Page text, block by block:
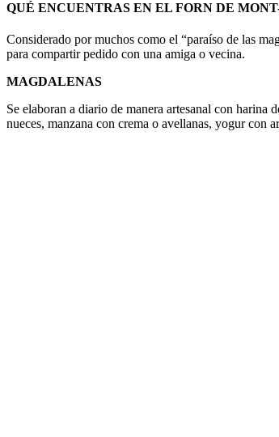
QUÉ ENCUENTRAS EN EL FORN DE
Considerado por muchos como el “paraíso de las
para compartir pedido con una amiga o vecina.
MAGDALENAS
Se elaboran a diario de manera artesanal con
nueces, manzana con crema o avellanas, yogur con